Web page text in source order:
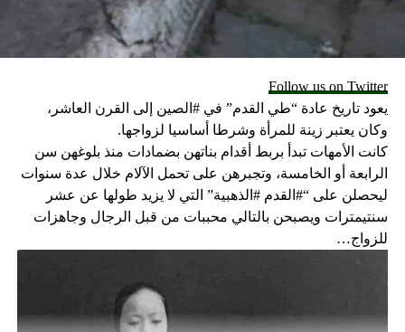
Follow us on Twitter
يعود تاريخ عادة “طي القدم” في #الصين إلى القرن العاشر،
وكان يعتبر زينة للمرأة وشرطا أساسيا لزواجها.
كانت الأمهات تبدأ بربط أقدام بناتهن بضمادات منذ بلوغهن سن
الرابعة أو الخامسة، وتجبرهن على تحمل الآلام خلال عدة سنوات
ليحصلن على “#القدم #الذهبية” التي لا يزيد طولها عن عشر
سنتيمترات ويصبحن بالتالي محببات من قبل الرجال وجاهزات
للزواج…